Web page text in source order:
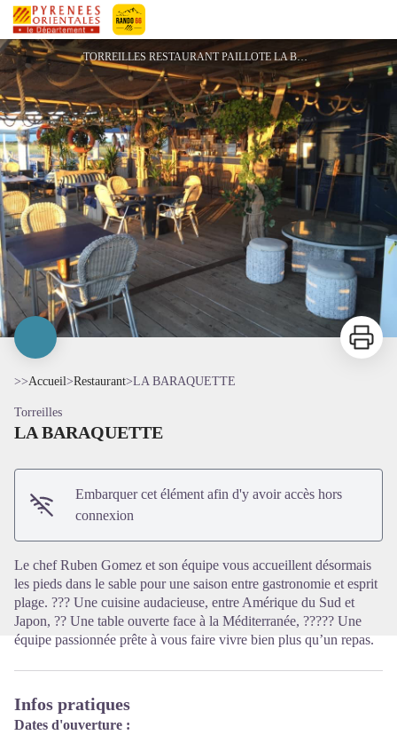
Pyrénées-Orientales Le Département
LA BARAQUETTE
TORREILLES RESTAURANT PAILLOTE LA BARAQUETTE - La Baraquette
Voir l'image en plein écran
Imprimer
>>Accueil>Restaurant>LA BARAQUETTE
Torreilles
LA BARAQUETTE
Embarquer cet élément afin d'y avoir accès hors
connexion
Le chef Ruben Gomez et son équipe vous accueillent désormais
les pieds dans le sable pour une saison entre gastronomie et esprit
plage. ??? Une cuisine audacieuse, entre Amérique du Sud et
Japon, ?? Une table ouverte face à la Méditerranée, ????? Une
équipe passionnée prête à vous faire vivre bien plus qu’un repas.
Infos pratiques
Dates d'ouverture :